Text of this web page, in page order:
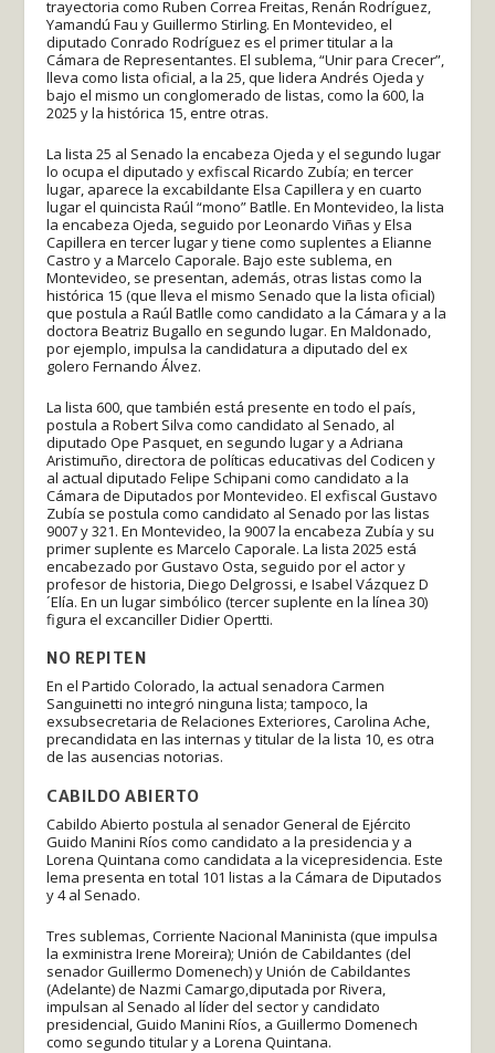
trayectoria como Ruben Correa Freitas, Renán Rodríguez,
Yamandú Fau y Guillermo Stirling. En Montevideo, el
diputado Conrado Rodríguez es el primer titular a la
Cámara de Representantes. El sublema, “Unir para Crecer”,
lleva como lista oficial, a la 25, que lidera Andrés Ojeda y
bajo el mismo un conglomerado de listas, como la 600, la
2025 y la histórica 15, entre otras.
La lista 25 al Senado la encabeza Ojeda y el segundo lugar
lo ocupa el diputado y exfiscal Ricardo Zubía; en tercer
lugar, aparece la excabildante Elsa Capillera y en cuarto
lugar el quincista Raúl “mono” Batlle. En Montevideo, la lista
la encabeza Ojeda, seguido por Leonardo Viñas y Elsa
Capillera en tercer lugar y tiene como suplentes a Elianne
Castro y a Marcelo Caporale. Bajo este sublema, en
Montevideo, se presentan, además, otras listas como la
histórica 15 (que lleva el mismo Senado que la lista oficial)
que postula a Raúl Batlle como candidato a la Cámara y a la
doctora Beatriz Bugallo en segundo lugar. En Maldonado,
por ejemplo, impulsa la candidatura a diputado del ex
golero Fernando Álvez.
La lista 600, que también está presente en todo el país,
postula a Robert Silva como candidato al Senado, al
diputado Ope Pasquet, en segundo lugar y a Adriana
Aristimuño, directora de políticas educativas del Codicen y
al actual diputado Felipe Schipani como candidato a la
Cámara de Diputados por Montevideo. El exfiscal Gustavo
Zubía se postula como candidato al Senado por las listas
9007 y 321. En Montevideo, la 9007 la encabeza Zubía y su
primer suplente es Marcelo Caporale. La lista 2025 está
encabezado por Gustavo Osta, seguido por el actor y
profesor de historia, Diego Delgrossi, e Isabel Vázquez D
´Elía. En un lugar simbólico (tercer suplente en la línea 30)
figura el excanciller Didier Opertti.
NO REPITEN
En el Partido Colorado, la actual senadora Carmen
Sanguinetti no integró ninguna lista; tampoco, la
exsubsecretaria de Relaciones Exteriores, Carolina Ache,
precandidata en las internas y titular de la lista 10, es otra
de las ausencias notorias.
CABILDO ABIERTO
Cabildo Abierto postula al senador General de Ejército
Guido Manini Ríos como candidato a la presidencia y a
Lorena Quintana como candidata a la vicepresidencia. Este
lema presenta en total 101 listas a la Cámara de Diputados
y 4 al Senado.
Tres sublemas, Corriente Nacional Maninista (que impulsa
la exministra Irene Moreira); Unión de Cabildantes (del
senador Guillermo Domenech) y Unión de Cabildantes
(Adelante) de Nazmi Camargo,diputada por Rivera,
impulsan al Senado al líder del sector y candidato
presidencial, Guido Manini Ríos, a Guillermo Domenech
como segundo titular y a Lorena Quintana.